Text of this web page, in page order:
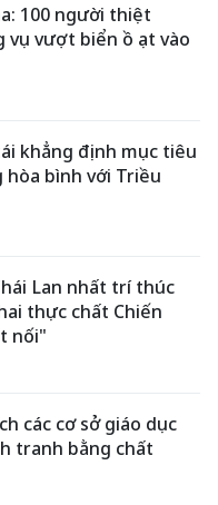
100 người thiệt
vụ vượt biển ồ ạt vào
khẳng định mục tiêu
hòa bình với Triều
Lan nhất trí thúc
thực chất Chiến
nối"
các cơ sở giáo dục
tranh bằng chất